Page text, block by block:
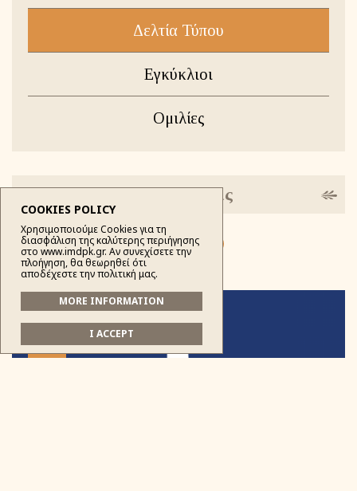
COOKIES POLICY
Χρησιμοποιούμε Cookies για τη
διασφάλιση της καλύτερης περιήγησης
στο www.imdpk.gr. Αν συνεχίσετε την
πλοήγηση, θα θεωρηθεί ότι
αποδέχεστε την πολιτική μας.
MORE INFORMATION
I ACCEPT
3
21
Δελτία Τύπου
Εγκύκλιοι
Ομιλίες
Κοινοποίησις